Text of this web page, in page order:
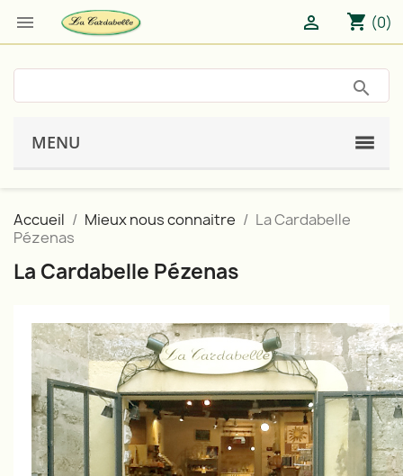
 shopping_cart (0)

MENU
Accueil Mieux nous connaitre
La Cardabelle
Pézenas
La Cardabelle Pézenas